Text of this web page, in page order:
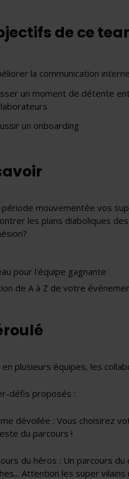
de ce
la communication interne
un moment de détente
un onboarding
période mouvementée vos
les plans diaboliques
pour l'équipe gagnante
de A à Z de votre
en plusieurs équipes, les
défis proposés :
dévoilée : Vous choisirez
du parcours !
du héros : Un parcours
Attention les super